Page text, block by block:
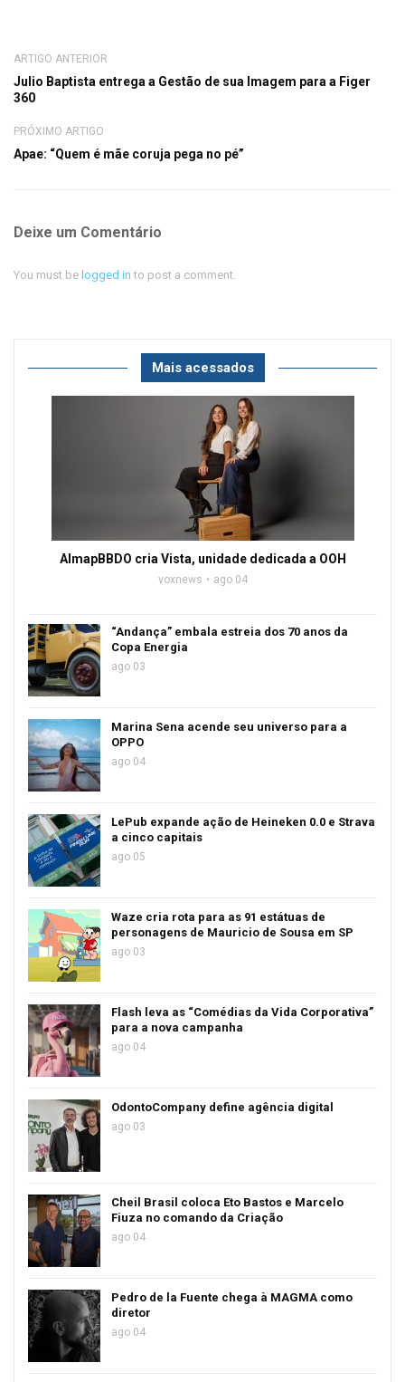
ARTIGO ANTERIOR
Julio Baptista entrega a Gestão de sua Imagem para a Figer
360
PRÓXIMO ARTIGO
Apae: “Quem é mãe coruja pega no pé”
Deixe um Comentário
You must be logged in to post a comment.
Mais acessados
AlmapBBDO cria Vista, unidade dedicada a OOH
voxnews ago 04
“Andança” embala estreia dos 70 anos da
Copa Energia
ago 03
Marina Sena acende seu universo para a
OPPO
ago 04
LePub expande ação de Heineken 0.0 e Strava
a cinco capitais
ago 05
Waze cria rota para as 91 estátuas de
personagens de Mauricio de Sousa em SP
ago 03
Flash leva as “Comédias da Vida Corporativa”
para a nova campanha
ago 04
OdontoCompany define agência digital
ago 03
Cheil Brasil coloca Eto Bastos e Marcelo
Fiuza no comando da Criação
ago 04
Pedro de la Fuente chega à MAGMA como
diretor
ago 04